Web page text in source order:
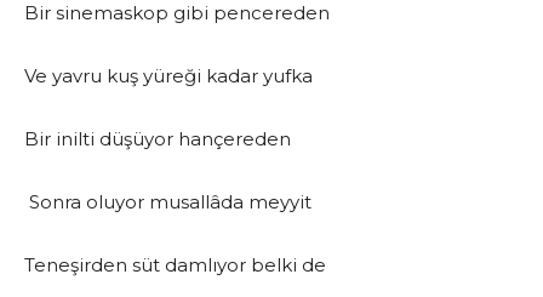
Bir sinemaskop gibi pencereden
Ve yavru kuş yüreği kadar yufka
Bir inilti düşüyor hançereden
Sonra oluyor musallâda meyyit
Teneşirden süt damlıyor belki de